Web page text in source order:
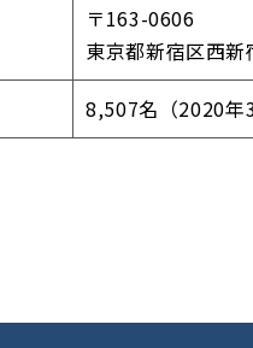
〒163-0606
東京都新宿区西
8,507名（2020年